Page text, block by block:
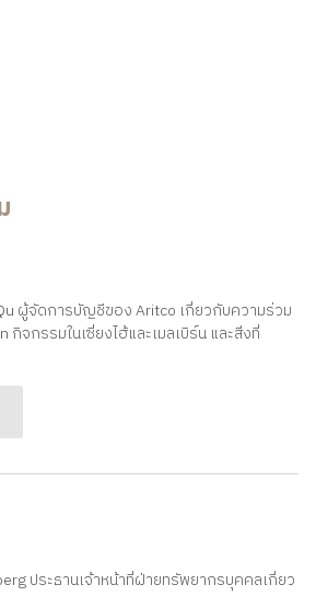
ผู้จัดการบัญชีของ Aritco เกี่ยวกับความร่วม
จกรรมในเซี่ยงไฮ้และเมลเบิร์น และสิ่งที่
ประธานเจ้าหน้าที่ฝ่ายทรัพยากรบุคคลเกี่ยว